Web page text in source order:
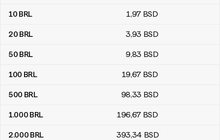
Tabel de conversie reali în dolari din Bahamas
10 BRL 1,97 BSD
20 BRL 3,93 BSD
50 BRL 9,83 BSD
100 BRL 19,67 BSD
500 BRL 98,33 BSD
1.000 BRL 196,67 BSD
2.000 BRL 393,34 BSD